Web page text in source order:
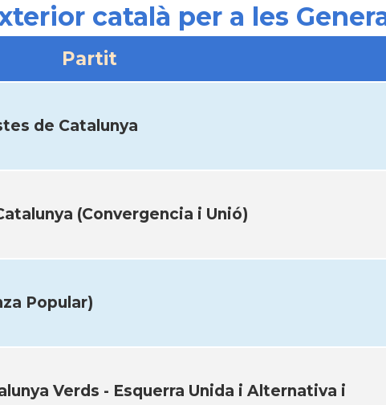
català per a les
Partit
de Catalunya
(Convergencia i Unió)
Popular)
Verds - Esquerra Unida i Alternativa i